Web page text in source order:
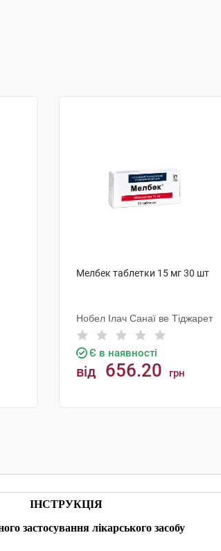
Мелбек таблетки 15 мг 30 шт
Нобел Ілач Санаї ве Тіджарет
Є в наявності
від 656.20 грн